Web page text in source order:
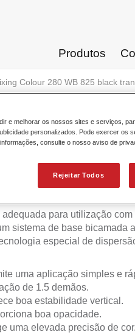
Produtos
Colour 280 WB 825 black
Colour
para utilização com
sistema de base bicamada
especial de
uma aplicação simples e
de 1.5 demãos.
boa estabilidade vertical.
boa opacidade.
uma elevada precisão de cor.
e melhorar os nossos sites e serviços,
personalizados. Pode exercer os
consulte o nosso aviso de
Rejeitar Todos